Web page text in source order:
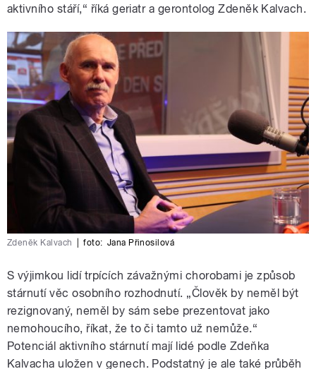
aktivního stáří,“ říká geriatr a gerontolog Zdeněk Kalvach.
Zdeněk Kalvach foto: Jana Přinosilová
S výjimkou lidí trpících závažnými chorobami je způsob
stárnutí věc osobního rozhodnutí. „Člověk by neměl být
rezignovaný, neměl by sám sebe prezentovat jako
nemohoucího, říkat, že to či tamto už nemůže.“
Potenciál aktivního stárnutí mají lidé podle Zdeňka
Kalvacha uložen v genech. Podstatný je ale také průběh